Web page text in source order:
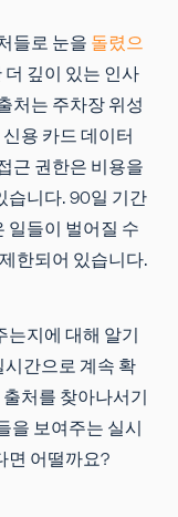
들로 눈을돌렸으
깊이 있는 인사
처는 주차장 위성
용 카드 데이터
근 권한은 비용을
습니다. 90일 기간
일들이 벌어질 수
한되어 있습니다.
지에 대해 알기
간으로 계속 확
처를 찾아나서기
을 보여주는 실시
면 어떨까요?